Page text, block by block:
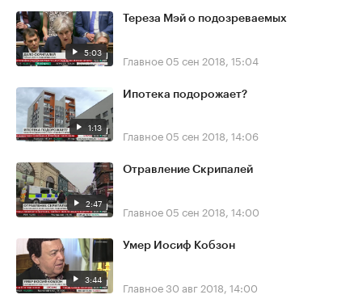
5:03
Тереза Мэй о подозреваемых
Главное 05 сен 2018, 15:04
1:13
Ипотека подорожает?
Главное 05 сен 2018, 14:06
2:47
Отравление Скрипалей
Главное 05 сен 2018, 14:00
3:44
Умер Иосиф Кобзон
Главное30 авг 2018, 14:00